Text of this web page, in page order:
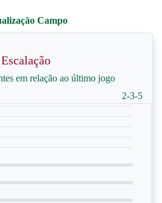
Escalação
em relação ao último jogo
2-3-5